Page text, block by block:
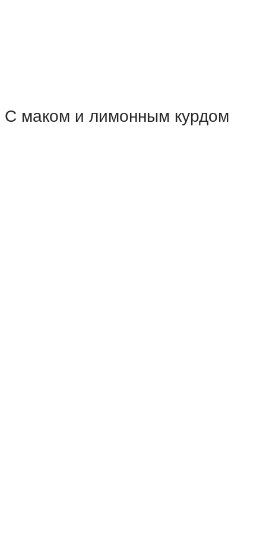
С маком и лимонным курдом